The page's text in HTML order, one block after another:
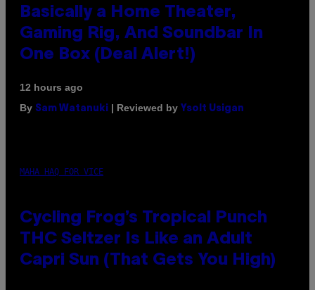
Basically a Home Theater,
Gaming Rig, And Soundbar In
One Box (Deal Alert!)
12 hours ago
By Sam Watanuki | Reviewed by Ysolt Usigan
MAHA HAQ FOR VICE
Cycling Frog’s Tropical Punch
THC Seltzer Is Like an Adult
Capri Sun (That Gets You High)